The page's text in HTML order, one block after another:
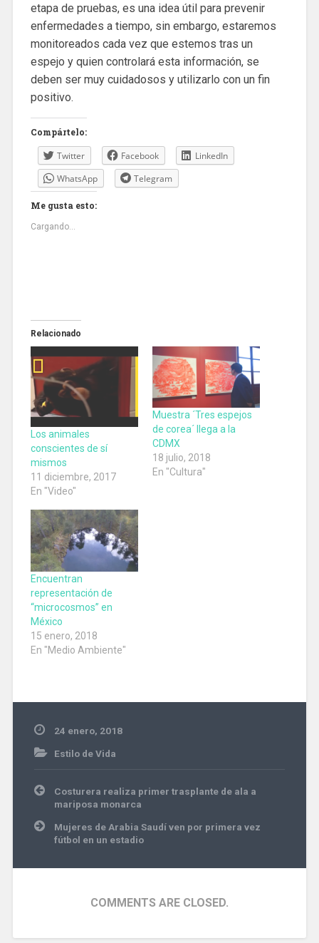
etapa de pruebas, es una idea útil para prevenir
enfermedades a tiempo, sin embargo, estaremos
monitoreados cada vez que estemos tras un
espejo y quien controlará esta información, se
deben ser muy cuidadosos y utilizarlo con un fin
positivo.
Compártelo:
Twitter Facebook
LinkedIn
WhatsApp
Telegram
Me gusta esto:
Cargando...
Relacionado
Los animales
conscientes de sí
mismos
11 diciembre, 2017
En "Video"
Muestra ´Tres espejos
de corea´ llega a la
CDMX
18 julio, 2018
En "Cultura"
Encuentran
representación de
“microcosmos” en
México
15 enero, 2018
En "Medio Ambiente"
24 enero, 2018
Estilo de Vida
Navegación
de
entradas
Costurera realiza primer trasplante de ala a
mariposa monarca
Mujeres de Arabia Saudí ven por primera vez
fútbol en un estadio
COMMENTS ARE CLOSED.